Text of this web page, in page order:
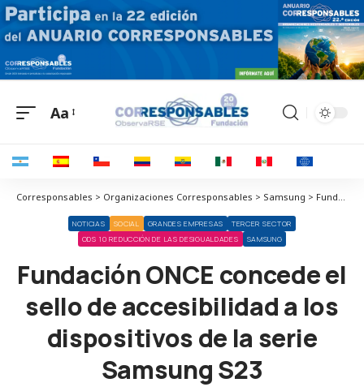
Aa
Corresponsables > Organizaciones Corresponsables > Samsung > Fundación ONCE concede el sello de accesibilidad a los dispositivos de la serie Samsung S23
NOTICIAS SOCIAL GRANDES EMPRESAS
TERCER SECTOR
ODS 10 REDUCCIÓN DE LAS DESIGUALDADES
SAMSUNG
Fundación ONCE concede el
sello de accesibilidad a los
dispositivos de la serie
Samsung S23